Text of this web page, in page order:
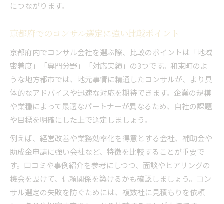
につながります。
京都府でのコンサル選定に強い比較ポイント
京都府内でコンサル会社を選ぶ際、比較のポイントは「地域
密着度」「専門分野」「対応実績」の3つです。和束町のよ
うな地方都市では、地元事情に精通したコンサルが、より具
体的なアドバイスや迅速な対応を期待できます。企業の規模
や業種によって最適なパートナーが異なるため、自社の課題
や目標を明確にした上で選定しましょう。
例えば、経営改善や業務効率化を得意とする会社、補助金や
助成金申請に強い会社など、特徴を比較することが重要で
す。口コミや事例紹介を参考にしつつ、面談やヒアリングの
機会を設けて、信頼関係を築けるかも確認しましょう。コン
サル選定の失敗を防ぐためには、複数社に見積もりを依頼